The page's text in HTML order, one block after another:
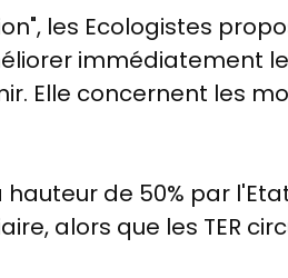
les Ecologistes
immédiatement
Elle concernent les
hauteur de 50% par
alors que les TER